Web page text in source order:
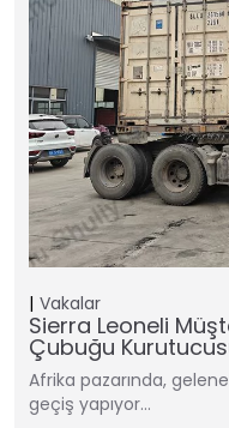
Vakalar
Sierra Leoneli
Çubuğu
Afrika pazarında,
geçiş yapıyor…